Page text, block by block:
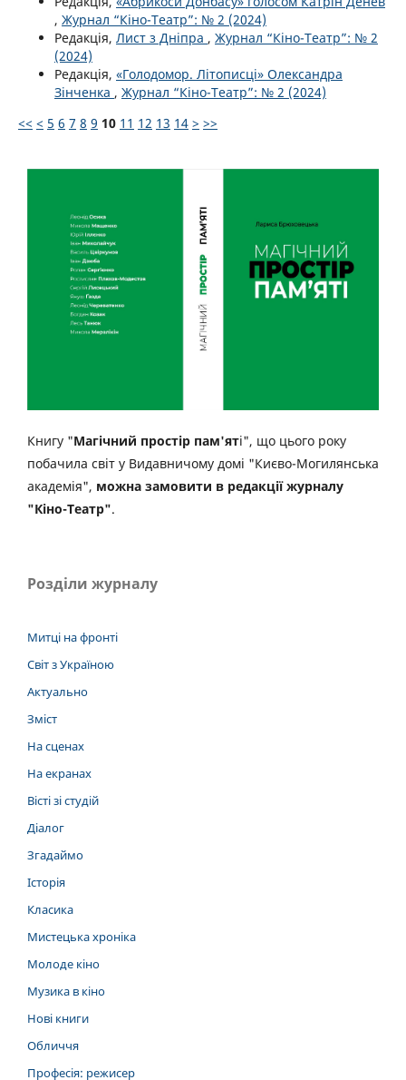
, Журнал “Кіно-Театр”: № 2 (2024)
Редакція, Лист з Дніпра , Журнал “Кіно-Театр”: № 2
(2024)
Редакція, «Голодомор. Літописці» Олександра
Зінченка , Журнал “Кіно-Театр”: № 2 (2024)
<< < 5 6 7 8 9 10 11 12 13 14 > >>
Книгу "Магічний простір пам'яті", що цього року
побачила світ у Видавничому домі "Києво-Могилянська
академія", можна замовити в редакції журналу
"Кіно-Театр".
Розділи журналу
Митці на фронті
Світ з Україною
Актуально
Зміст
На сценах
На екранах
Вісті зі студій
Діалог
Згадаймо
Історія
Класика
Мистецька хроніка
Молоде кіно
Музика в кіно
Нові книги
Обличчя
Професія: режисер